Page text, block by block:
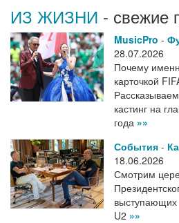
ИЗ ЖИЗНИ - свежие
MusicPro -
28.07.2026
Почему
карточкой
кастинг на
года »»
События -
18.06.2026
Смотрим
U2 »»